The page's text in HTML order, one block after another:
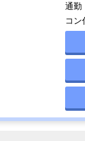
枕元に置きたい
目覚まし機能付
通勤
コン